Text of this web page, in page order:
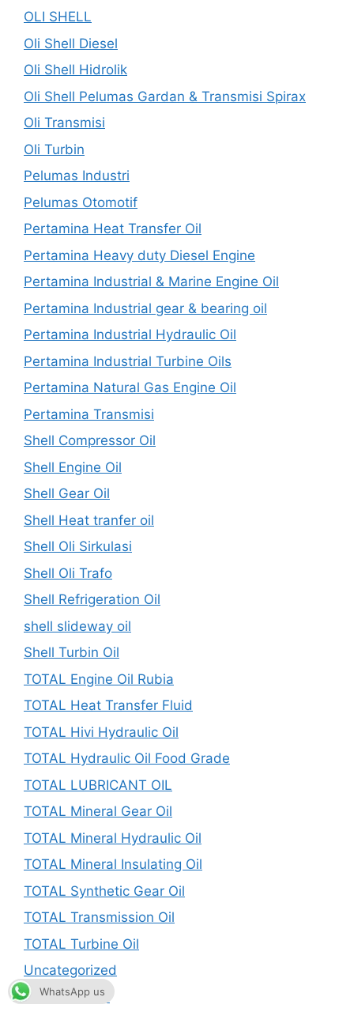
OLI SHELL
Oli Shell Diesel
Oli Shell Hidrolik
Oli Shell Pelumas Gardan & Transmisi Spirax
Oli Transmisi
Oli Turbin
Pelumas Industri
Pelumas Otomotif
Pertamina Heat Transfer Oil
Pertamina Heavy duty Diesel Engine
Pertamina Industrial & Marine Engine Oil
Pertamina Industrial gear & bearing oil
Pertamina Industrial Hydraulic Oil
Pertamina Industrial Turbine Oils
Pertamina Natural Gas Engine Oil
Pertamina Transmisi
Shell Compressor Oil
Shell Engine Oil
Shell Gear Oil
Shell Heat tranfer oil
Shell Oli Sirkulasi
Shell Oli Trafo
Shell Refrigeration Oil
shell slideway oil
Shell Turbin Oil
TOTAL Engine Oil Rubia
TOTAL Heat Transfer Fluid
TOTAL Hivi Hydraulic Oil
TOTAL Hydraulic Oil Food Grade
TOTAL LUBRICANT OIL
TOTAL Mineral Gear Oil
TOTAL Mineral Hydraulic Oil
TOTAL Mineral Insulating Oil
TOTAL Synthetic Gear Oil
TOTAL Transmission Oil
TOTAL Turbine Oil
Uncategorized
UPTON LUBE
WhatsApp us